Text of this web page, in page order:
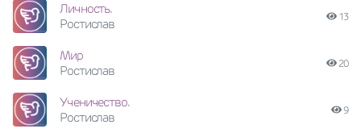
Личность.
Ростислав
13
Мир
Ростислав
20
Ученичество.
Ростислав
9